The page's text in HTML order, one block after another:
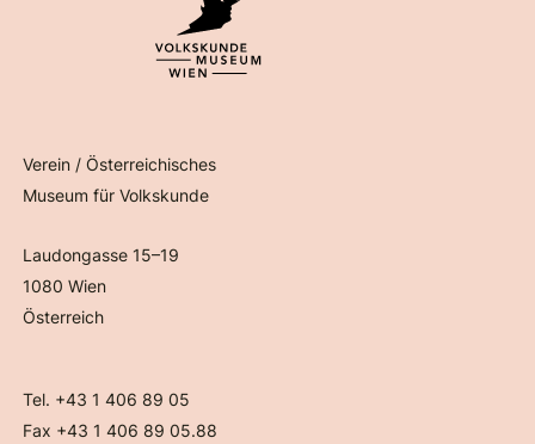
Verein / Österreichisches
Museum für Volkskunde
Laudongasse 15–19
1080 Wien
Österreich
Tel. +43 1 406 89 05
Fax +43 1 406 89 05.88